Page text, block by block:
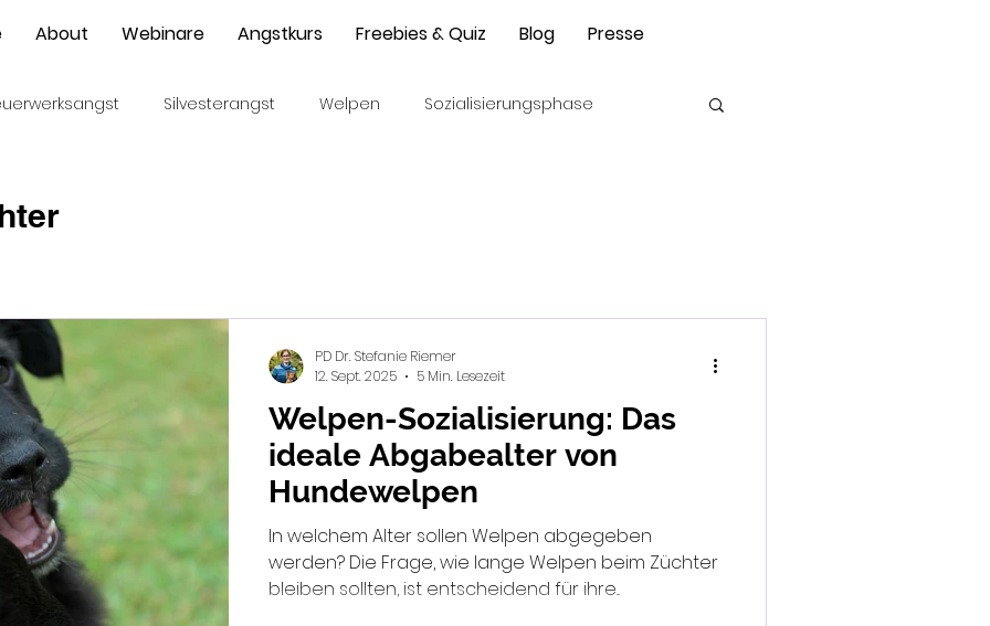
About Webinare Angstkurs Freebies & Quiz Blog Presse
Silvesterangst Welpen Sozialisierungsphase
Welpen-Sozialisierung: Das
ideale Abgabealter von
Hundewelpen
In welchem Alter sollen Welpen abgegeben
werden? Die Frage, wie lange Welpen beim Züchter
bleiben sollten, ist entscheidend für ihre...
PD Dr. Stefanie Riemer
12. Sept. 2025
5 Min. Lesezeit